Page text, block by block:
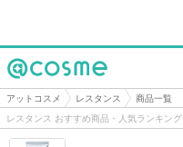
@cosme
アットコスメ レスタンス
商品一覧
レスタンス おすすめ商品・人気ランキング